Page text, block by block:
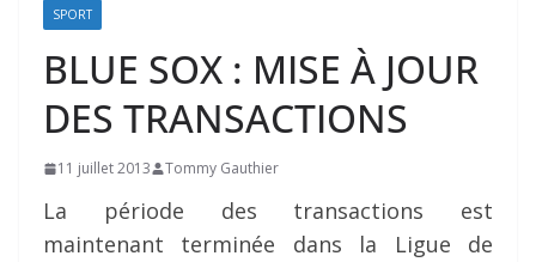
SPORT
BLUE SOX : MISE À JOUR
DES TRANSACTIONS
11 juillet 2013 Tommy Gauthier
La période des transactions est
maintenant terminée dans la Ligue de